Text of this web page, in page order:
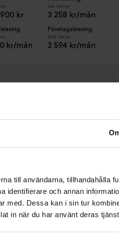
till användarna, tillhandahålla
identifierare och annan
med. Dessa kan i sin tur
in när du har använt deras
kr
Inkl. moms
3 258 kr/mån
kr/mån
Företagsleasing
Exkl. moms
2 594 kr/mån
riskerar du en betalningsanmärkning.
lån. För stöd, vänd dig till budget- och